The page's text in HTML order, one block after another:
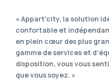
« Appart’city, la solution
confortable et
en plein cœur des plus
gamme de services et
disposition, vous vous
que vous soyez. »